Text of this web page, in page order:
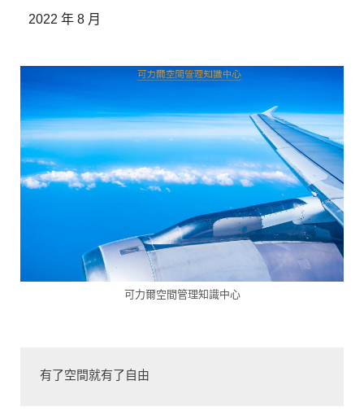
2022 年 8 月
可力爾空間管理知識中心
有了空間就有了自由